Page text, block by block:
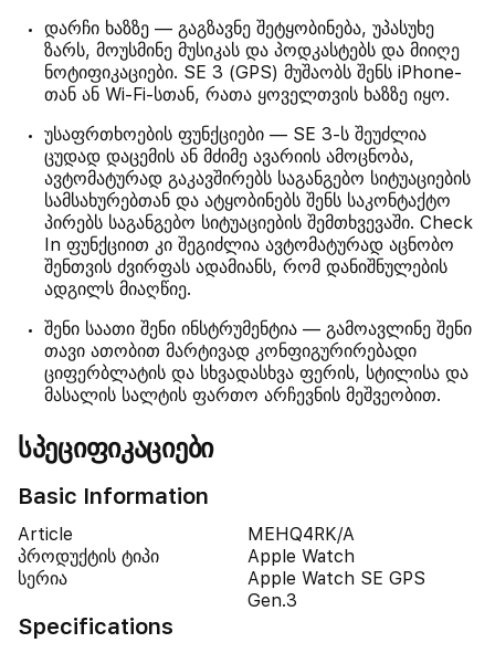
დარჩი ხაზზე — გაგზავნე შეტყობინება, უპასუხე
ზარს, მოუსმინე მუსიკას და პოდკასტებს და მიიღე
ნოტიფიკაციები. SE 3 (GPS) მუშაობს შენს iPhone-
თან ან Wi-Fi-სთან, რათა ყოველთვის ხაზზე იყო.
უსაფრთხოების ფუნქციები — SE 3-ს შეუძლია
ცუდად დაცემის ან მძიმე ავარიის ამოცნობა,
ავტომატურად გაკავშირებს საგანგებო სიტუაციების
სამსახურებთან და ატყობინებს შენს საკონტაქტო
პირებს საგანგებო სიტუაციების შემთხვევაში. Check
In ფუნქციით კი შეგიძლია ავტომატურად აცნობო
შენთვის ძვირფას ადამიანს, რომ დანიშნულების
ადგილს მიაღწიე.
შენი საათი შენი ინსტრუმენტია — გამოავლინე შენი
თავი ათობით მარტივად კონფიგურირებადი
ციფერბლატის და სხვადასხვა ფერის, სტილისა და
მასალის სალტის ფართო არჩევნის მეშვეობით.
სპეციფიკაციები
Basic Information
Article
MEHQ4RK/A
პროდუქტის ტიპი
Apple Watch
სერია
Apple Watch SE GPS
Gen.3
Specifications